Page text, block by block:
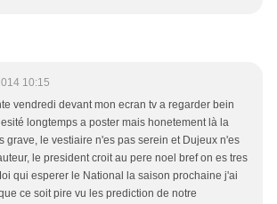
10:15
vendredi devant mon ecran tv a regarder bein
longtemps a poster mais honetement là la
grave, le vestiaire n'es pas serein et Dujeux n'es
le president croit au pere noel bref on es tres
qui esperer le National la saison prochaine j'ai
ce soit pire vu les prediction de notre